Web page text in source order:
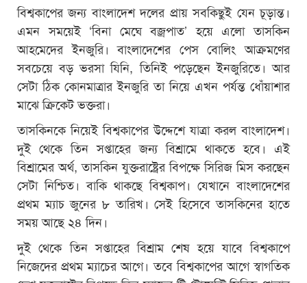
বিশ্বকাপের জন্য বাংলাদেশ দলের প্রায় সবকিছুই যেন চূড়ান্ত।
এমন সময়েই ‘বিনা মেঘে বজ্রপাত’ হয়ে এলো তাসকিন
আহমেদের ইনজুরি। বাংলাদেশের পেস বোলিং আক্রমণের
সবচেয়ে বড় ভরসা যিনি, তিনিই পড়েছেন ইনজুরিতে। আর
সেটা ঠিক কোনমাত্রার ইনজুরি তা নিয়ে এখন পর্যন্ত ধোঁয়াশার
মাঝে ক্রিকেট ভক্তরা।
তাসকিনকে নিয়েই বিশ্বকাপের উদ্দেশে যাত্রা করল বাংলাদেশ।
দুই থেকে তিন সপ্তাহের জন্য বিশ্রামে থাকতে হবে। এই
বিশ্রামের অর্থ, তাসকিন যুক্তরাষ্ট্রের বিপক্ষে সিরিজ মিস করছেন
সেটা নিশ্চিত। বাকি থাকছে বিশ্বকাপ। যেখানে বাংলাদেশের
প্রথম ম্যাচ জুনের ৮ তারিখ। সেই হিসেবে তাসকিনের হাতে
সময় আছে ২৪ দিন।
দুই থেকে তিন সপ্তাহের বিশ্রাম শেষ হয়ে যাবে বিশ্বকাপে
নিজেদের প্রথম ম্যাচের আগে। তবে বিশ্বকাপের আগে স্বাগতিক